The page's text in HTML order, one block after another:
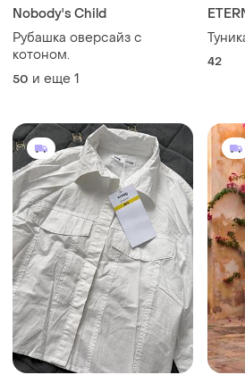
Nobody's Child
Рубашка оверсайз с
котоном.
50 и еще 1
42